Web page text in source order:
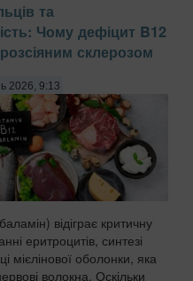
та
Чому дефіцит B12
склерозом
2026, 9:13
відіграє критичну
еритроцитів, синтезі
мієлінової оболонки, яка
волокна. Оскільки